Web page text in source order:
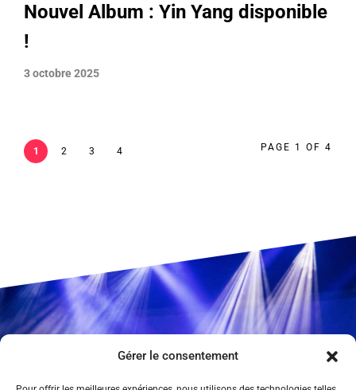
Gérer le consentement
Nouvel Album : Yin Yang disponible
!
3 octobre 2025
1 2 3 4 PAGE 1 OF 4